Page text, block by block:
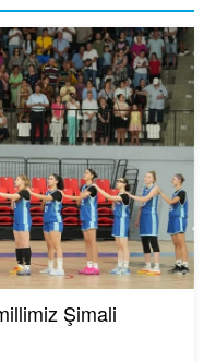
Şimali